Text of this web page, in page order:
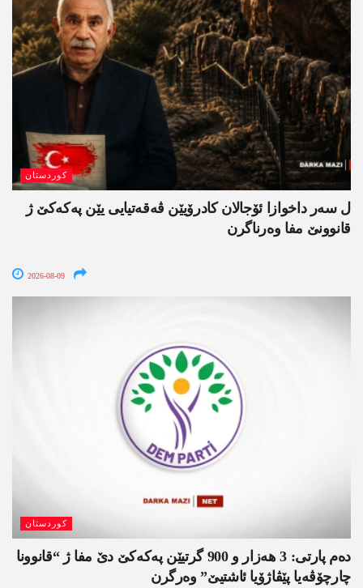
کوردستان
ل سەر داخوازا ئۆجالان کادرۆیێن ڤەقەتیایی یێن پەکەکێ ژ
قانوونێ مفا وەرناگرن
2026-08-09
کوردستان
دەم پارتی: 3 ھەزار و 900 گرتیێن پەکەکێ دێ مفا ژ “قانوونا
چارچۆڤەیا پێڤاژۆیا ئاشتیێ” وەرگرن